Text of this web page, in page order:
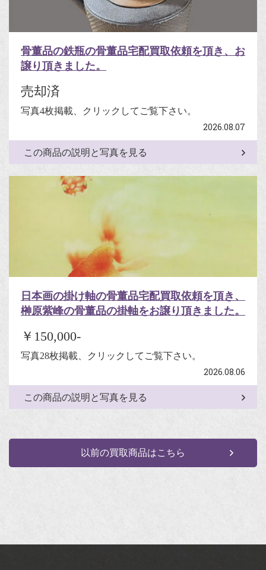
骨董品の鉄瓶の骨董品宅配買取依頼を頂き、お
譲り頂きました。
売却済
写真4枚掲載、クリックしてご覧下さい。
2026.08.07
この商品の説明と写真を見る
日本画の掛け軸の骨董品宅配買取依頼を頂き、
榊原紫峰の骨董品の掛軸をお譲り頂きました。
￥150,000-
写真28枚掲載、クリックしてご覧下さい。
2026.08.06
この商品の説明と写真を見る
以前の買取商品はこちら